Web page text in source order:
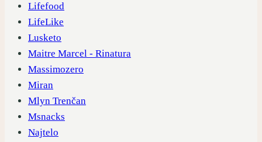
Lifefood
LifeLike
Lusketo
Maitre Marcel - Rinatura
Massimozero
Miran
Mlyn Trenčan
Msnacks
Najtelo